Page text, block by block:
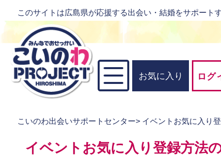
このサイトは広島県が応援する出会い・結婚をサポート
お気に入り ログ
こいのわ出会いサポートセンター> イベントお気に入り
イベントお気に入り登録方法